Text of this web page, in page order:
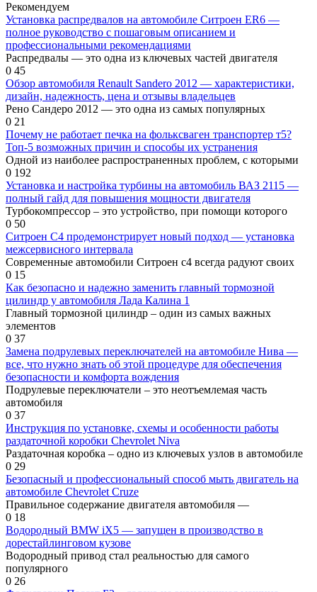
Рекомендуем
Установка распредвалов на автомобиле Ситроен ЕR6 —
полное руководство с пошаговым описанием и
профессиональными рекомендациями
Распредвалы — это одна из ключевых частей двигателя
0 45
Обзор автомобиля Renault Sandero 2012 — характеристики,
дизайн, надежность, цена и отзывы владельцев
Рено Сандеро 2012 — это одна из самых популярных
0 21
Почему не работает печка на фольксваген транспортер т5?
Топ-5 возможных причин и способы их устранения
Одной из наиболее распространенных проблем, с которыми
0 192
Установка и настройка турбины на автомобиль ВАЗ 2115 —
полный гайд для повышения мощности двигателя
Турбокомпрессор – это устройство, при помощи которого
0 50
Ситроен С4 продемонстрирует новый подход — установка
межсервисного интервала
Современные автомобили Ситроен с4 всегда радуют своих
0 15
Как безопасно и надежно заменить главный тормозной
цилиндр у автомобиля Лада Калина 1
Главный тормозной цилиндр – один из самых важных
элементов
0 37
Замена подрулевых переключателей на автомобиле Нива —
все, что нужно знать об этой процедуре для обеспечения
безопасности и комфорта вождения
Подрулевые переключатели – это неотъемлемая часть
автомобиля
0 37
Инструкция по установке, схемы и особенности работы
раздаточной коробки Chevrolet Niva
Раздаточная коробка – одно из ключевых узлов в автомобиле
0 29
Безопасный и профессиональный способ мыть двигатель на
автомобиле Chevrolet Cruze
Правильное содержание двигателя автомобиля —
0 18
Водородный BMW iX5 — запущен в производство в
дорестайлинговом кузове
Водородный привод стал реальностью для самого
популярного
0 26